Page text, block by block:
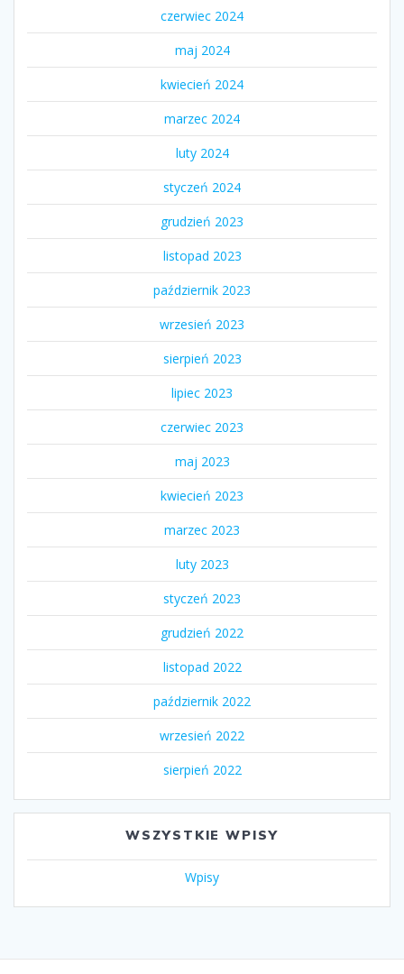
czerwiec 2024
maj 2024
kwiecień 2024
marzec 2024
luty 2024
styczeń 2024
grudzień 2023
listopad 2023
październik 2023
wrzesień 2023
sierpień 2023
lipiec 2023
czerwiec 2023
maj 2023
kwiecień 2023
marzec 2023
luty 2023
styczeń 2023
grudzień 2022
listopad 2022
październik 2022
wrzesień 2022
sierpień 2022
WSZYSTKIE WPISY
Wpisy